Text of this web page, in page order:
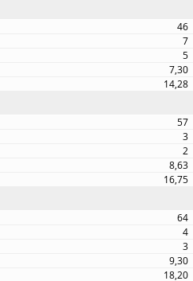
46
7
5
7,30
14,28
57
3
2
8,63
16,75
64
4
3
9,30
18,20